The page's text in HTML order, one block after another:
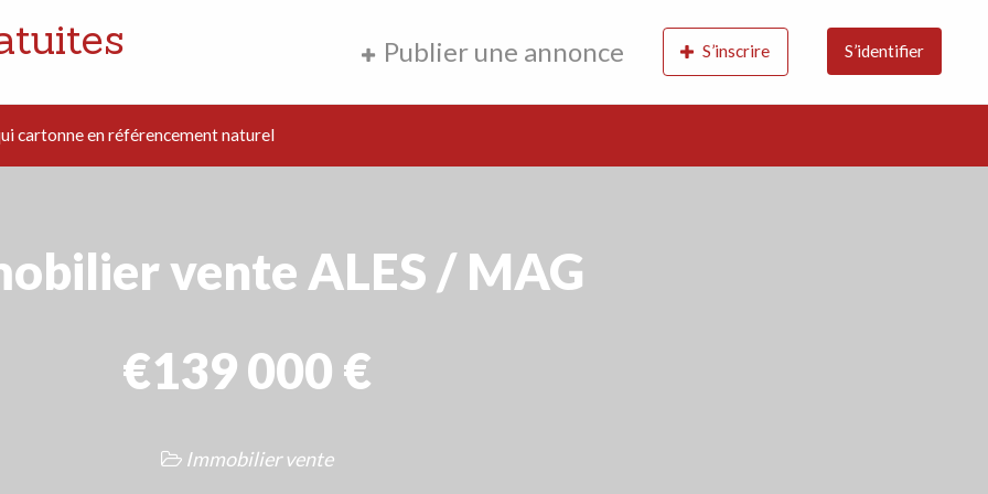
Publier une annonce S’inscrire S’identifier
cartonne en référencement naturel
vente ALES / MAG
€139 000 €
Immobilier vente